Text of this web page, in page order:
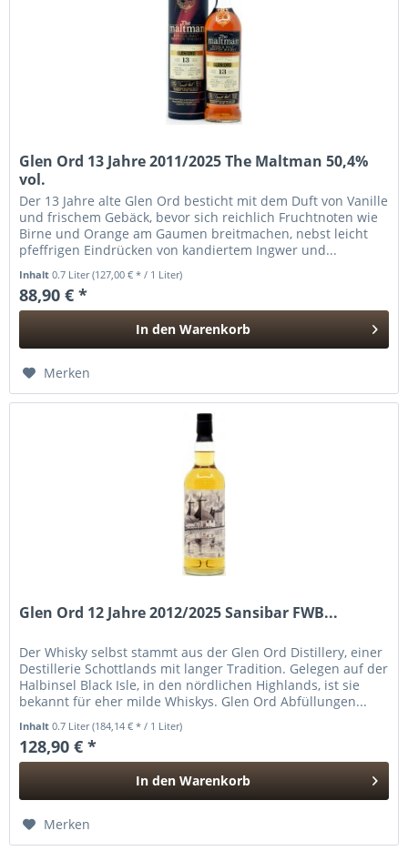
Glen Ord 13 Jahre 2011/2025 The Maltman 50,4%
vol.
Der 13 Jahre alte Glen Ord besticht mit dem Duft von Vanille
und frischem Gebäck, bevor sich reichlich Fruchtnoten wie
Birne und Orange am Gaumen breitmachen, nebst leicht
pfeffrigen Eindrücken von kandiertem Ingwer und...
Inhalt0.7 Liter(127,00 € * / 1 Liter)
88,90 € *
In den Warenkorb
Merken
Glen Ord 12 Jahre 2012/2025 Sansibar FWB...
Der Whisky selbst stammt aus der Glen Ord Distillery, einer
Destillerie Schottlands mit langer Tradition. Gelegen auf der
Halbinsel Black Isle, in den nördlichen Highlands, ist sie
bekannt für eher milde Whiskys. Glen Ord Abfüllungen...
Inhalt0.7 Liter(184,14 € * / 1 Liter)
128,90 € *
In den Warenkorb
Merken